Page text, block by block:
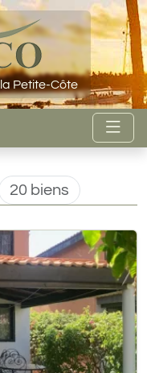
Petite-Côte
20 biens